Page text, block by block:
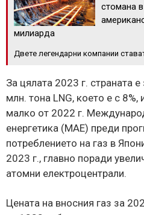
стомана
милиарда
Двете легендарни компании
За цялата 2023 г. страната
млн. тона LNG, което е с
малко от 2022 г.
енергетика (МАЕ) преди
потреблението на газ в
2023 г., главно поради
атомни електроцентрали.
Цената на вносния газ за